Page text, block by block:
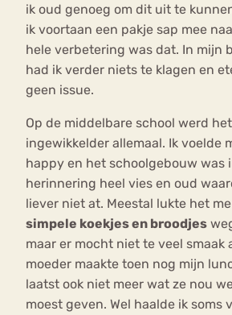
ik oud genoeg om dit uit te
ik voortaan een pakje sap mee
hele verbetering was dat. In mijn
had ik verder niets te klagen en
geen issue.
Op de middelbare school werd
ingewikkelder allemaal. Ik voelde
happy en het schoolgebouw was
herinnering heel vies en oud
liever niet at. Meestal lukte het
simpele koekjes en broodjes
maar er mocht niet te veel smaak
moeder maakte toen nog mijn
laatst ook niet meer wat ze nou
moest geven. Wel haalde ik soms